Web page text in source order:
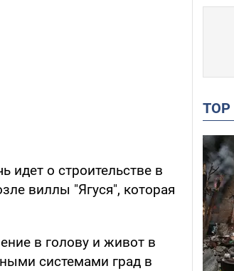
идет о строительстве в
виллы "Ягуся", которая
в голову и живот в
системами град в